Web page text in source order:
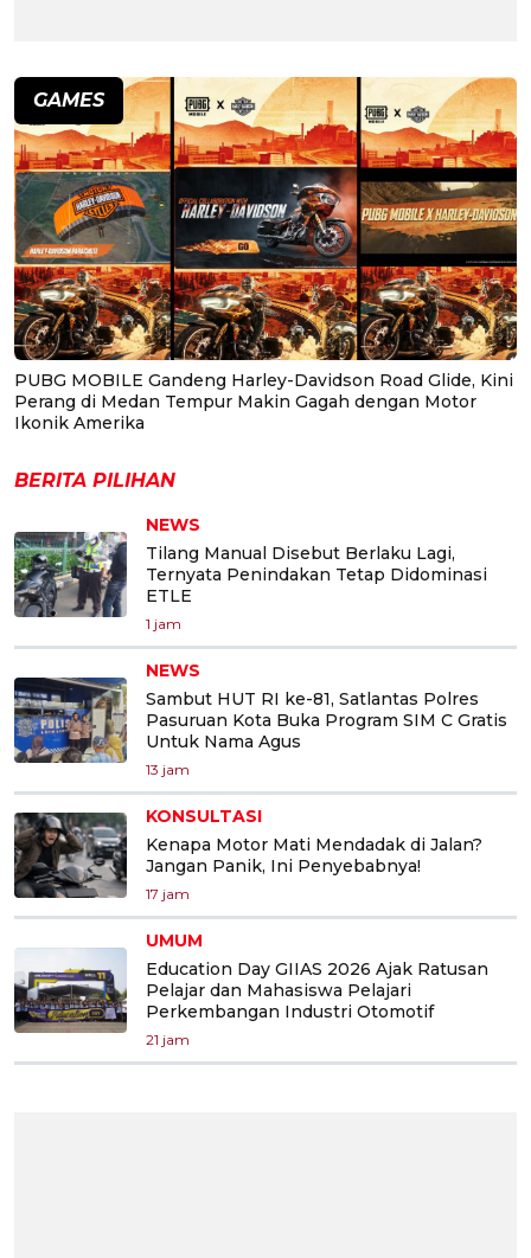
GAMES
PUBG MOBILE Gandeng Harley-Davidson Road Glide, Kini
Perang di Medan Tempur Makin Gagah dengan Motor
Ikonik Amerika
BERITA PILIHAN
NEWS
Tilang Manual Disebut Berlaku Lagi,
Ternyata Penindakan Tetap Didominasi
ETLE
1 jam
NEWS
Sambut HUT RI ke-81, Satlantas Polres
Pasuruan Kota Buka Program SIM C Gratis
Untuk Nama Agus
13 jam
KONSULTASI
Kenapa Motor Mati Mendadak di Jalan?
Jangan Panik, Ini Penyebabnya!
17 jam
UMUM
Education Day GIIAS 2026 Ajak Ratusan
Pelajar dan Mahasiswa Pelajari
Perkembangan Industri Otomotif
21 jam